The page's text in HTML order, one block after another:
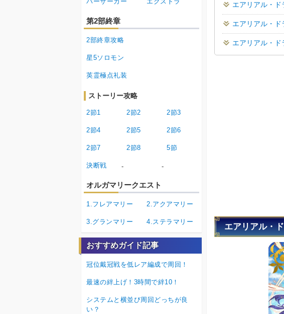
エアリアル・ド
エアリアル・
エアリアル・
エアリアル・
第2部終章
2部終章攻略
星5ソロモン
英霊極点礼装
ストーリー攻略
2節1 2節2 2節3
2節4 2節5 2節6
2節7 2節8 5節
決断戦 - -
オルガマリークエスト
1.フレアマリー 2.アクアマリー
3.グランマリー 4.ステラマリー
おすすめガイド記事
冠位戴冠戦を低レア編成で周回！
最速の絆上げ！3時間で絆10！
システムと横並び周回どっちが良
い？